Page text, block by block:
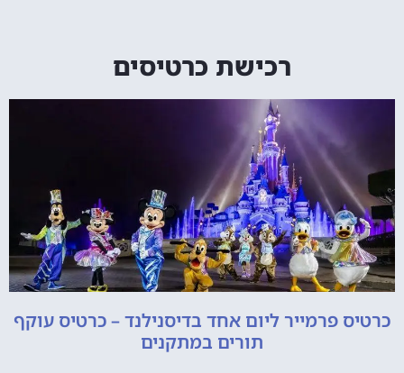
רכישת כרטיסים
כרטיס פרמייר ליום אחד בדיסנילנד – כרטיס עוקף
תורים במתקנים